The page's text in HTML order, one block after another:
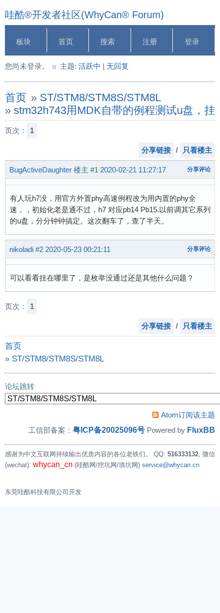
哇酷®开发者社区(WhyCan® Forum)
板块 首页 搜索 注册 登录
您尚未登录。 主题: 活跃中 | 无回复
首页 » ST/STM8/STM8S/STM8L
» stm32h743用MDK自带的例程测试u盘，挂
页次： 1
分享链接 / 只看楼主
BugActiveDaughter 楼主 #1 2020-02-21 11:27:17 分享评论
有人玩h7没，用官方外置phy高速例程改为用内置的phy全
速，，初始化老是通不过，h7 对应pb14 Pb15.以前调其它系列
的u盘，分分钟钟搞定。这次翻车了，查了半天。
nikoladi #2 2020-05-23 00:21:11 分享评论
可以看看挂在哪里了，是枚举没通过还是其他什么问题？
页次： 1
分享链接 / 只看楼主
首页
» ST/STM8/STM8S/STM8L
»stm32h743用MDK自带的例程测试u盘，挂了
论坛跳转
Atom订阅该主题
工信部备案： 粤ICP备20025096号 Powered by FluxBB
感谢为中文互联网持续输出优质内容的各位老铁们。 QQ: 516333132, 微信
(wechat): whycan_cn (哇酷网/挖坑网/填坑网) service@whycan.cn
东莞哇酷科技有限公司开发